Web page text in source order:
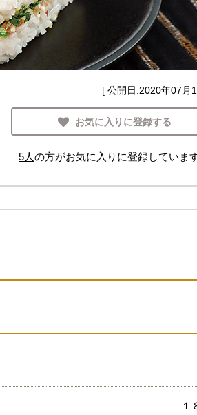
[ 公開日:2020年07月
お気に入りに登録する
5人の方がお気に入りに登録しています
１